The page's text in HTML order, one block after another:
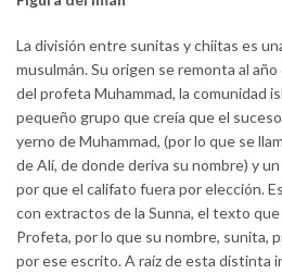
La división entre sunitas y chiitas es
musulmán. Su origen se remonta al
del profeta Muhammad, la comunidad
pequeño grupo que creía que el
yerno de Muhammad, (por lo que se
de Alí, de donde deriva su nombre) y
por que el califato fuera por elección.
con extractos de la Sunna, el texto
Profeta, por lo que su nombre, sunita,
por ese escrito. A raíz de esta distinta